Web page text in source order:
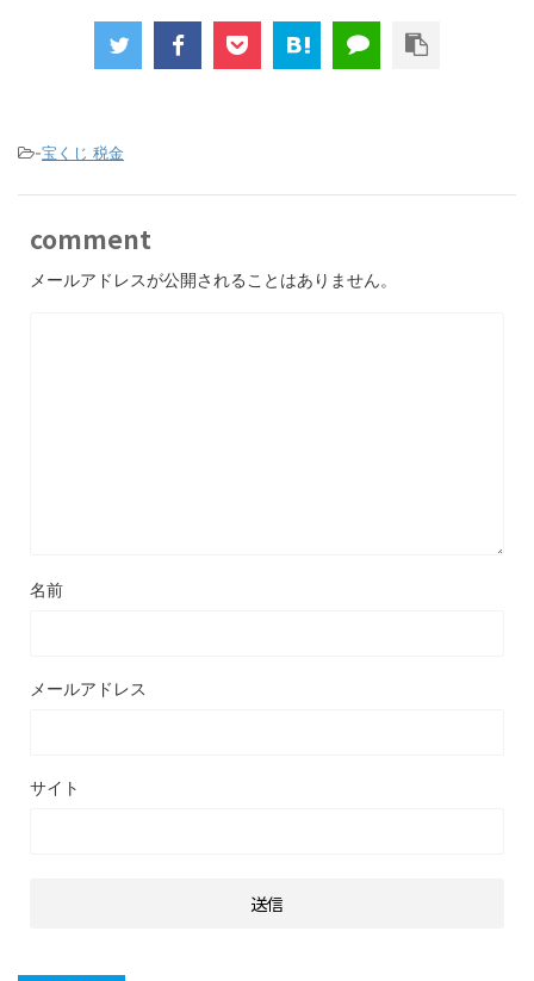
-宝くじ 税金
comment
メールアドレスが公開されることはありません。
名前
メールアドレス
サイト